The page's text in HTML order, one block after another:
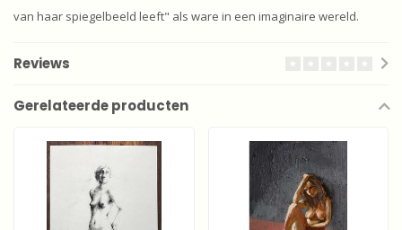
van haar spiegelbeeld leeft" als ware in een imaginaire wereld.
Reviews
Gerelateerde producten